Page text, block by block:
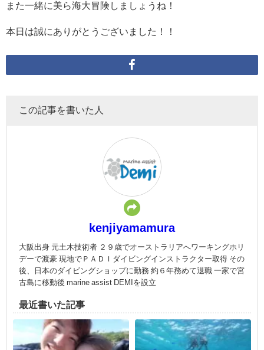
また一緒に美ら海大冒険しましょうね！
本日は誠にありがとうございました！！
この記事を書いた人
kenjiyamamura
大阪出身 元土木技術者 ２９歳でオーストラリアへワーキングホリ
デーで渡豪 現地でＰＡＤＩダイビングインストラクター取得 その
後、日本のダイビングショップに勤務 約６年務めて退職 一家で宮
古島に移動後 marine assist DEMIを設立
最近書いた記事